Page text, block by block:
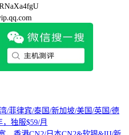
/菲律宾/泰国/新加坡/美国/英国/德
独服$59/月